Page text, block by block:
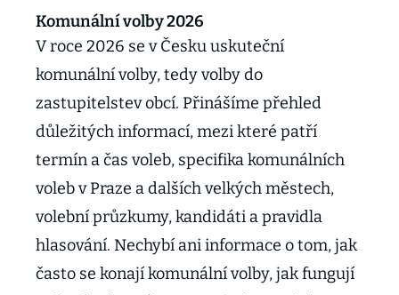
Komunální volby 2026
V roce 2026 se v Česku uskuteční
komunální volby, tedy volby do
zastupitelstev obcí. Přinášíme přehled
důležitých informací, mezi které patří
termín a čas voleb, specifika komunálních
voleb v Praze a dalších velkých městech,
volební průzkumy, kandidáti a pravidla
hlasování. Nechybí ani informace o tom, jak
často se konají komunální volby, jak fungují